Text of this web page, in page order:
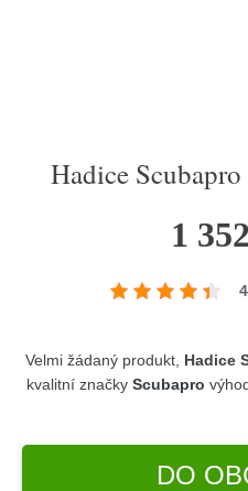
Hadice
1
Velmi žádaný produkt, Hadice
kvalitní značky Scubapro
DO